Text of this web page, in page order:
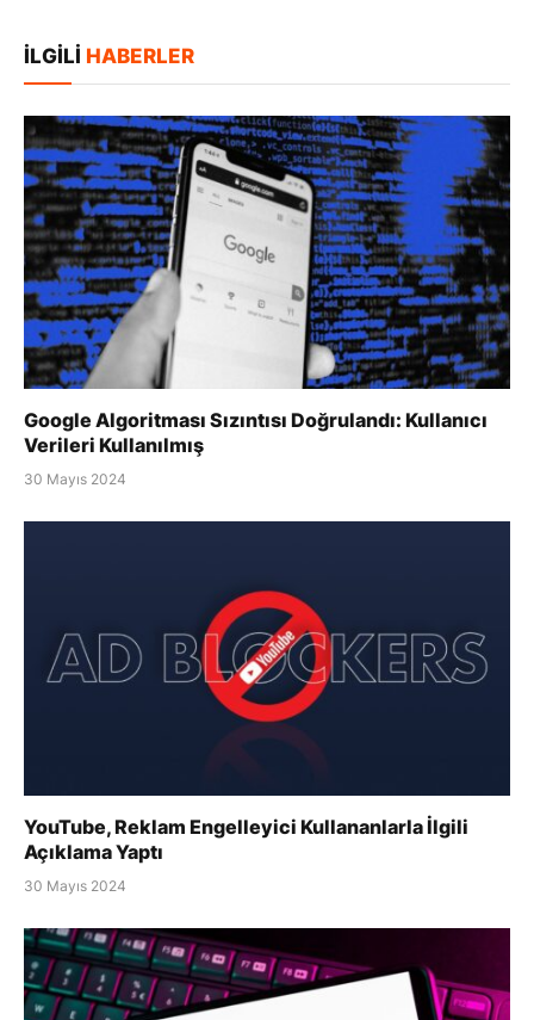
İLGILI HABERLER
Google Algoritması Sızıntısı Doğrulandı: Kullanıcı
Verileri Kullanılmış
30 Mayıs 2024
YouTube, Reklam Engelleyici Kullananlarla İlgili
Açıklama Yaptı
30 Mayıs 2024